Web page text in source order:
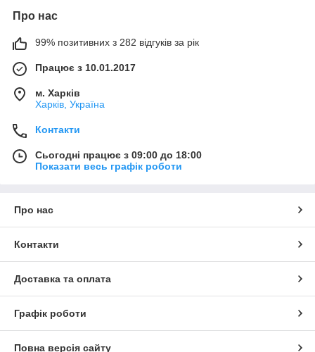
Про нас
99% позитивних з 282 відгуків за рік
Працює з 10.01.2017
м. Харків
Харків, Україна
Контакти
Сьогодні працює з 09:00 до 18:00
Показати весь графік роботи
Про нас
Контакти
Доставка та оплата
Графік роботи
Повна версія сайту